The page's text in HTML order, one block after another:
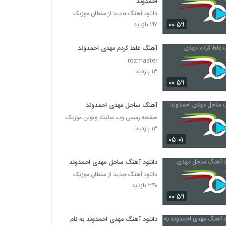
۰۰:۵۹
دانلود آهنگ جدید از سلطان موزیک
۱۹۷ بازدید
۰۰:۵۹
آهنگ غلط کردم مهدی احمدوند
rozmaster
۱۳ بازدید
۰۵:۰۱
آهنگ ساحل مهدی احمدوند
صفحه رسمی وب سایت ویولن موزیک
۱۳ بازدید
۰۰:۵۹
دانلود آهنگ ساحل مهدی احمدوند
دانلود آهنگ جدید از سلطان موزیک
۳۴۰ بازدید
دانلود آهنگ مهدی احمدوند به نام